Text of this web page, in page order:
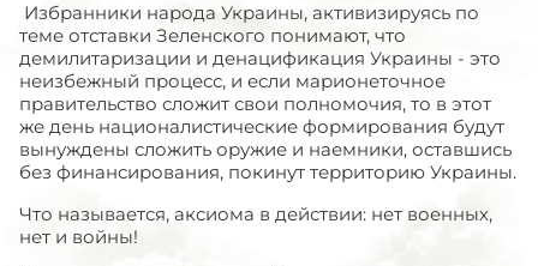
Избранники народа Украины, активизируясь по
теме отставки Зеленского понимают, что
демилитаризации и денацификация Украины - это
неизбежный процесс, и если марионеточное
правительство сложит свои полномочия, то в этот
же день националистические формирования будут
вынуждены сложить оружие и наемники, оставшись
без финансирования, покинут территорию Украины.
Что называется, аксиома в действии: нет военных,
нет и войны!